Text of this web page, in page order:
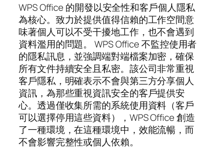
WPS Office 的開發以安全性和客戶個人隱私
為核心。致力於提供值得信賴的工作空間意
味著個人可以不受干擾地工作，也不會遇到
資料濫用的問題。 WPS Office 不監控使用者
的隱私訊息，並強調端對端檔案加密，確保
所有文件持續安全且私密。該公司非常重視
客戶隱私，明確表示不會與第三方分享個人
資訊，為那些重視資訊安全的客戶提供安
心。透過僅收集所需的系統使用資料（客戶
可以選擇停用這些資料），WPS Office 創造
了一種環境，在這種環境中，效能流暢，而
不會影響完整性或個人依賴。